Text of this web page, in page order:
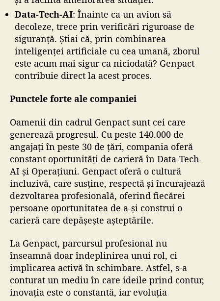
Data-Tech-AI: Înainte ca un avion să
decoleze, trece prin verificări riguroase de
siguranță. Știai că, prin combinarea
inteligenței artificiale cu cea umană, zborul
este acum mai sigur ca niciodată? Genpact
contribuie direct la acest proces.
Punctele forte ale companiei
Oamenii din cadrul Genpact sunt cei care
generează progresul. Cu peste 140.000 de
angajați în peste 30 de țări, compania oferă
constant oportunități de carieră în Data-Tech-
AI și Operațiuni. Genpact oferă o cultură
incluzivă, care susține, respectă și încurajează
dezvoltarea profesională, oferind fiecărei
persoane oportunitatea de a-și construi o
carieră care depășește așteptările.
La Genpact, parcursul profesional nu
înseamnă doar îndeplinirea unui rol, ci
implicarea activă în schimbare. Astfel, s-a
conturat un mediu în care ideile prind contur,
inovația este o constantă, iar evoluția